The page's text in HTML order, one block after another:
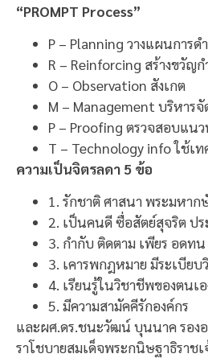
“PROMPT Process”
P – Planning วางแผนการด
R – Reinforcing สร้างขวัญ
O – Observation สังเกต
M – Management บริหารจั
P – Proofing ตรวจสอบแน
T – Technology info ใช้เ
ความเป็นจิตรลดา 5 ข้อ
1. รักชาติ ศาสนา พระมหาก
2. เป็นคนดี ซื่อสัตย์สุจริต ป
3. กำกับ ติดตาม เพียร อด
3. เคารพกฎหมาย มีระเบียบ
4. เรียนรู้ในวิชาชีพของตนเ
5. มีความสามัคคีรักองค์กร
และผศ.ดร.ชนะวัฒน์ บุนนาค รอง
ราโชบายสมเด็จพระกนิษฐาธิราช